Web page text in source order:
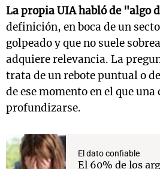
La propia UIA habló de "algo
definición, en boca de un
golpeado y que no suele
adquiere relevancia. La
trata de un rebote puntual o
de ese momento en el que
profundizarse.
El dato confiable
El 60% de los